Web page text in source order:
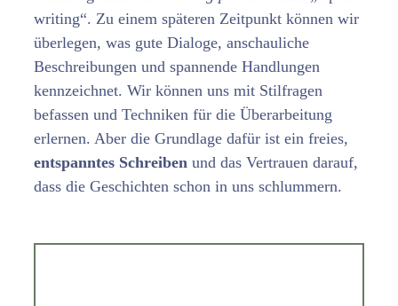
writing“. Zu einem späteren Zeitpunkt können wir
überlegen, was gute Dialoge, anschauliche
Beschreibungen und spannende Handlungen
kennzeichnet. Wir können uns mit Stilfragen
befassen und Techniken für die Überarbeitung
erlernen. Aber die Grundlage dafür ist ein freies,
entspanntes Schreiben und das Vertrauen darauf,
dass die Geschichten schon in uns schlummern.